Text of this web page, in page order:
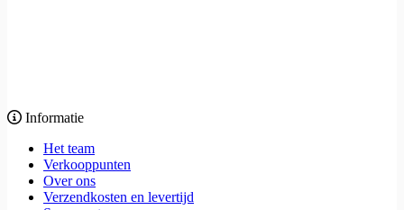
Informatie
Het team
Verkooppunten
Over ons
Verzendkosten en levertijd